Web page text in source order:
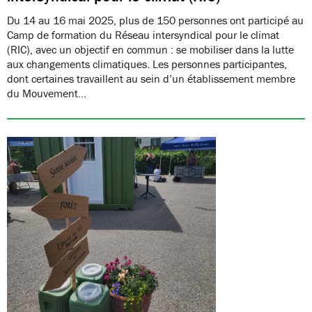
Du 14 au 16 mai 2025, plus de 150 personnes ont participé au
Camp de formation du Réseau intersyndical pour le climat
(RIC), avec un objectif en commun : se mobiliser dans la lutte
aux changements climatiques. Les personnes participantes,
dont certaines travaillent au sein d’un établissement membre
du Mouvement…